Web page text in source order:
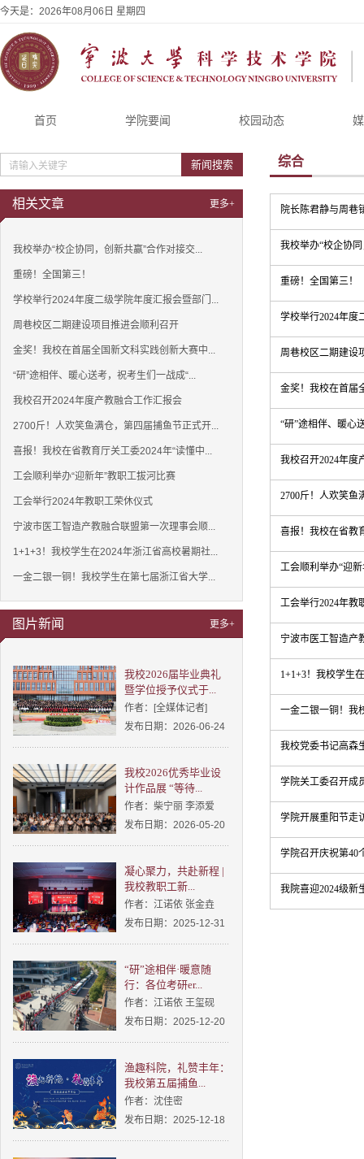
今天是： 2026年08月06日 星期四
首页 学院要闻 校园动态
新闻搜索
相关文章 更多+
我校举办“校企协同，创新共赢”合作对接交...
重磅！全国第三！
学校举行2024年度二级学院年度汇报会暨部门...
周巷校区二期建设项目推进会顺利召开
金奖！我校在首届全国新文科实践创新大赛中...
“研”途相伴、暖心送考，祝考生们一战成“...
我校召开2024年度产教融合工作汇报会
2700斤！人欢笑鱼满仓，第四届捕鱼节正式开...
喜报！我校在省教育厅关工委2024年“读懂中...
工会顺利举办“迎新年”教职工拔河比赛
工会举行2024年教职工荣休仪式
宁波市医工智造产教融合联盟第一次理事会顺...
1+1+3！我校学生在2024年浙江省高校暑期社...
一金二银一铜！我校学生在第七届浙江省大学...
图片新闻 更多+
我校2026届毕业典礼
暨学位授予仪式于...
作者：[全媒体记者]
发布日期：2026-06-24
我校2026优秀毕业设
计作品展 “等待...
作者：柴宁丽 李添爱
发布日期：2026-05-20
凝心聚力，共赴新程 |
我校教职工新...
作者：江诺依 张金垚
发布日期：2025-12-31
“研”途相伴·暖意随
行：各位考研er...
作者：江诺依 王玺砚
发布日期：2025-12-20
渔趣科院，礼赞丰年：
我校第五届捕鱼...
作者：沈佳密
发布日期：2025-12-18
综合
院长陈君静与周巷
我校举办“校企协
重磅！全国第三！
学校举行2024年度
周巷校区二期建设
金奖！我校在首届
“研”途相伴、暖心
我校召开2024年度
2700斤！人欢笑鱼
喜报！我校在省教
工会顺利举办“迎
工会举行2024年教
宁波市医工智造产
1+1+3！我校学生
一金二银一铜！我
我校党委书记高森
学院关工委召开成
学院开展重阳节走
学院召开庆祝第40
我院喜迎2024级新